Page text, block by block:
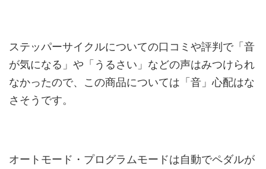
ステッパーサイクルについての口コミや評判で「音
が気になる」や「うるさい」などの声はみつけられ
なかったので、この商品については「音」心配はな
さそうです。
オートモード・プログラムモードは自動でペダルが